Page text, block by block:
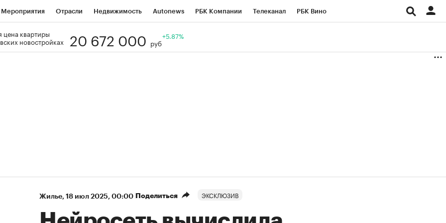
Мероприятия Отрасли Недвижимость Autonews РБК Компании Телеканал РБК Вино
Визионеры
цена квартиры
новостройках
20 672 000 руб
+5.87%
Жилье⁠, 18 июл 2025, 00:00 Поделиться ЭКСКЛЮЗИВ